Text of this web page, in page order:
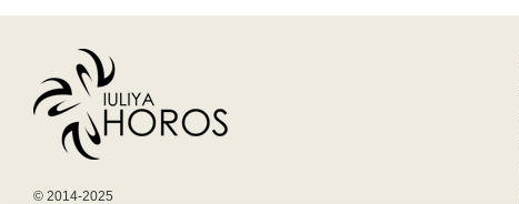
© 2014-2025